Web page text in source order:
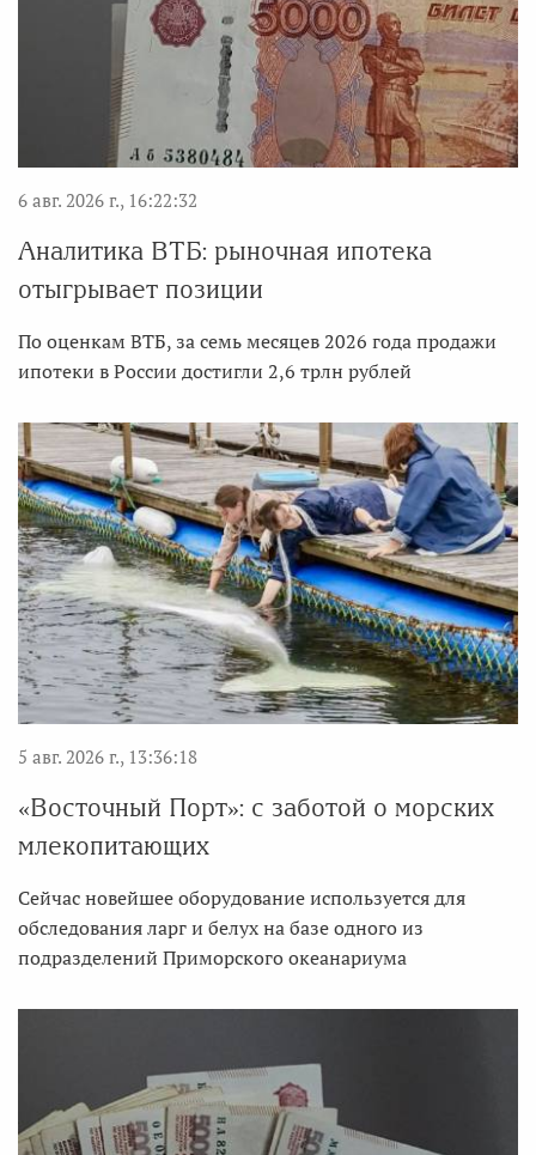
6 авг. 2026 г., 16:22:32
Аналитика ВТБ: рыночная ипотека
отыгрывает позиции
По оценкам ВТБ, за семь месяцев 2026 года продажи
ипотеки в России достигли 2,6 трлн рублей
5 авг. 2026 г., 13:36:18
«Восточный Порт»: с заботой о морских
млекопитающих
Сейчас новейшее оборудование используется для
обследования ларг и белух на базе одного из
подразделений Приморского океанариума